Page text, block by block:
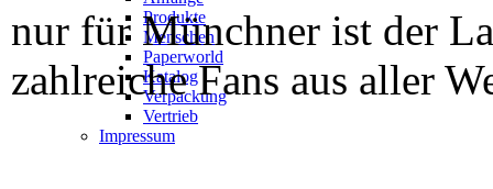
Produkte
Menschen
Paperworld
Katalog
Verpackung
Vertrieb
Impressum
nur für Münchner ist der
zahlreiche Fans aus aller